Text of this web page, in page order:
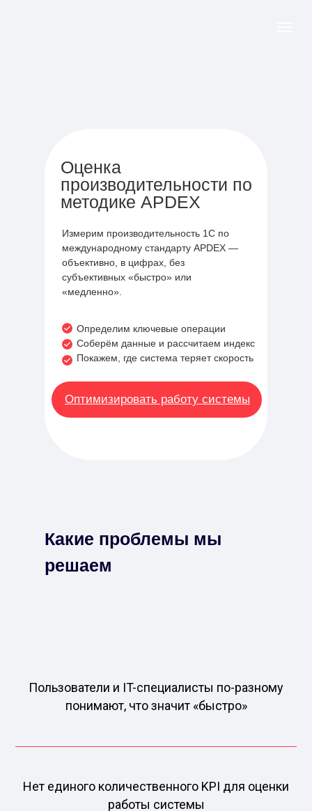
Определим ключевые операции
Соберём данные и рассчитаем индекс
Покажем, где система теряет скорость
Оценка
производительности по
методике APDEX
Измерим производительность 1С по
международному стандарту APDEX —
объективно, в цифрах, без
субъективных «быстро» или
«медленно».
Оптимизировать работу системы
Какие проблемы мы
решаем
Пользователи и IT-специалисты по-разному
понимают, что значит «быстро»
Нет единого количественного KPI для оценки
работы системы